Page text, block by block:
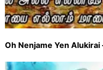
Oh Nenjame Yen